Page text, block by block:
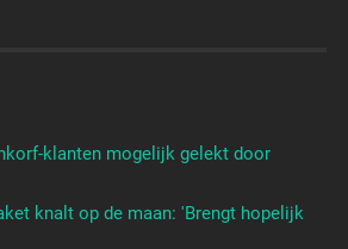
klanten mogelijk gelekt door
knalt op de maan: 'Brengt hopelijk